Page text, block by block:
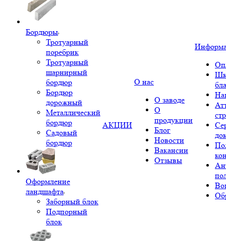
Бордюры
Тротуарный
поребрик
Тротуарный
шарнирный
бордюр
Бордюр
дорожный
Металлический
бордюр
Садовый
бордюр
Оформление
ландшафта
Заборный блок
Подпорный
блок
АКЦИИ
О нас
О заводе
О
продукции
Блог
Новости
Вакансии
Отзывы